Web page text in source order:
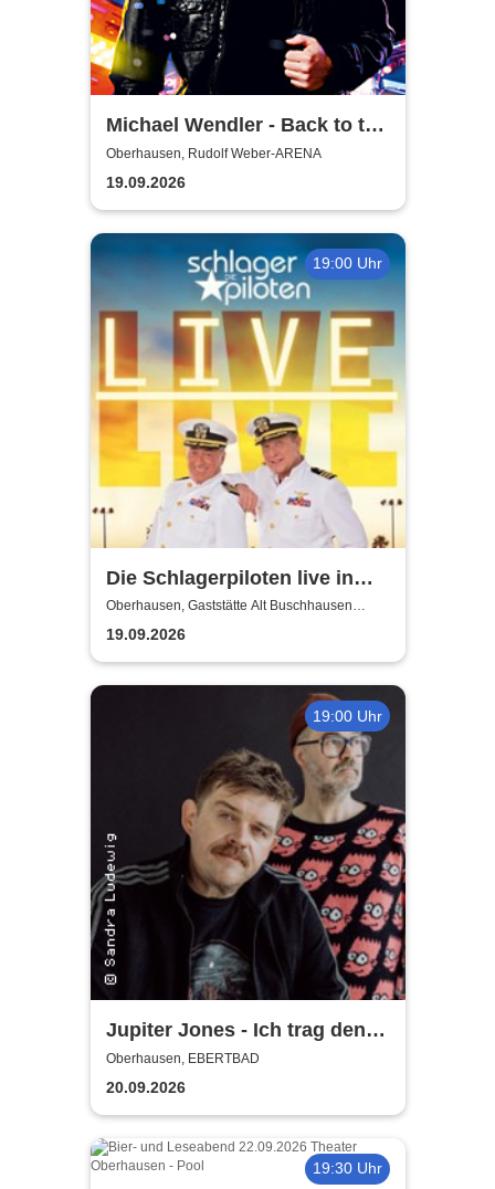
Michael Wendler - Back to the
Wendler
Oberhausen, Rudolf Weber-ARENA
19.09.2026
19:00 Uhr
Die Schlagerpiloten live in
NRW!
Oberhausen, Gaststätte Alt Buschhausen
(Saal)
19.09.2026
19:00 Uhr
Jupiter Jones - Ich trag den
Sarg, Du trägst was Buntes -
Tour 2026
Oberhausen, EBERTBAD
20.09.2026
19:30 Uhr